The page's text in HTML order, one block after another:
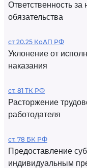
Ответственность
обязательства
ст 20.25 КоАП РФ
Уклонение от
наказания
ст. 81 ТК РФ
Расторжение
работодателя
ст. 78 БК РФ
Предоставление
индивидуальным